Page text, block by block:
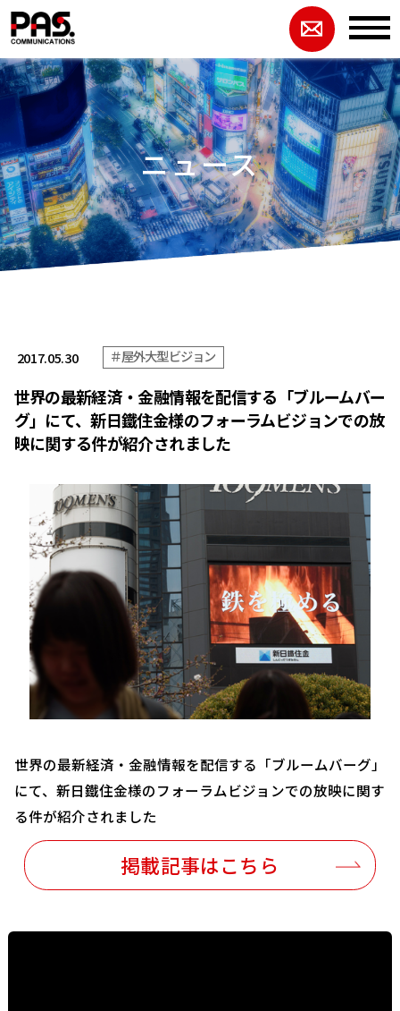
ニュース
2017.05.30 ＃屋外大型ビジョン
世界の最新経済・金融情報を配信する「ブルームバー
グ」にて、新日鐵住金様のフォーラムビジョンでの放
映に関する件が紹介されました
世界の最新経済・金融情報を配信する「ブルームバーグ」
にて、新日鐵住金様のフォーラムビジョンでの放映に関す
る件が紹介されました
掲載記事はこちら